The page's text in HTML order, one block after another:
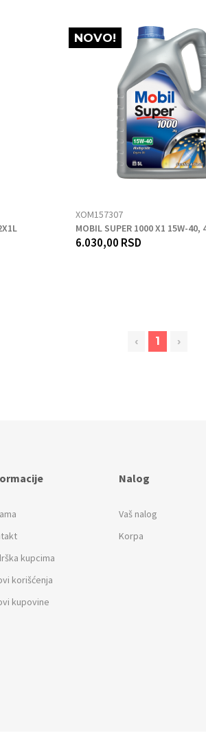
NOVO!
XOM157307
MOBIL SUPER 1000 X1 15W-40,
6.030,00 RSD
‹ 1 ›
kupcima
korišćenja
kupovine
Nalog
Vaš nalog
Korpa